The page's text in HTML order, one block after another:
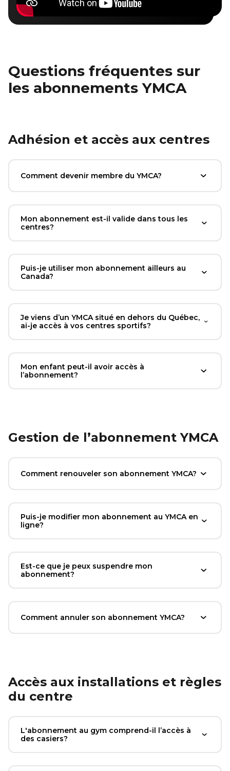
Questions fréquentes sur
les abonnements YMCA
Adhésion et accès aux centres
Comment devenir membre du YMCA?
Mon abonnement est-il valide dans tous les
centres?
Puis-je utiliser mon abonnement ailleurs au
Canada?
Je viens d’un YMCA situé en dehors du Québec,
ai-je accès à vos centres sportifs?
Mon enfant peut-il avoir accès à
l’abonnement?
Gestion de l’abonnement YMCA
Comment renouveler son abonnement YMCA?
Puis-je modifier mon abonnement au YMCA en
ligne?
Est-ce que je peux suspendre mon
abonnement?
Comment annuler son abonnement YMCA?
Accès aux installations et règles
du centre
L'abonnement au gym comprend-il l’accès à
des casiers?